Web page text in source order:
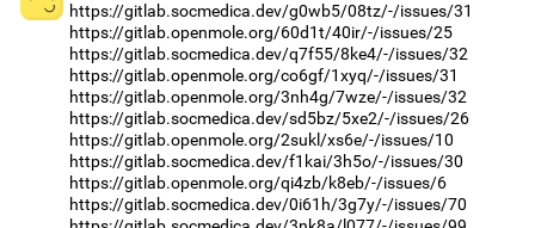
https://gitlab.socmedica.dev/g0wb5/08tz/-/issues/31
https://gitlab.openmole.org/60d1t/40ir/-/issues/25
https://gitlab.socmedica.dev/q7f55/8ke4/-/issues/32
https://gitlab.openmole.org/co6gf/1xyq/-/issues/31
https://gitlab.openmole.org/3nh4g/7wze/-/issues/32
https://gitlab.socmedica.dev/sd5bz/5xe2/-/issues/26
https://gitlab.openmole.org/2sukl/xs6e/-/issues/10
https://gitlab.socmedica.dev/f1kai/3h5o/-/issues/30
https://gitlab.openmole.org/qi4zb/k8eb/-/issues/6
https://gitlab.socmedica.dev/0i61h/3g7y/-/issues/70